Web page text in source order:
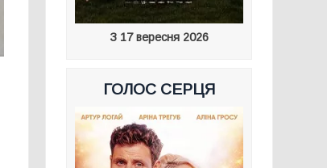
З 17 вересня 2026
ГОЛОС СЕРЦЯ